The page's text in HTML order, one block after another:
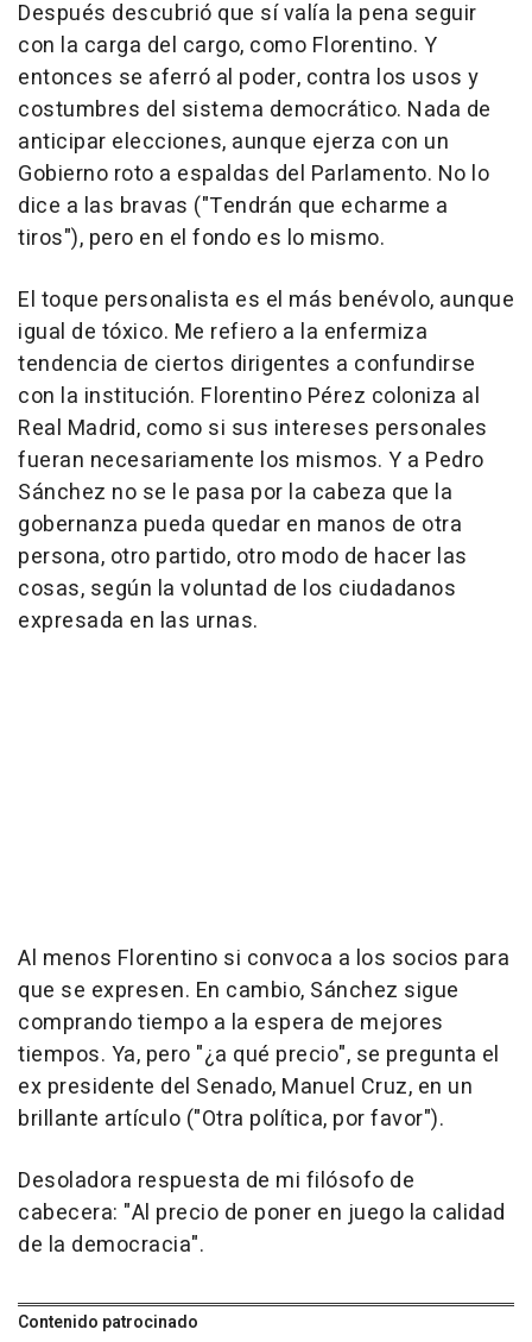
Después descubrió que sí valía la pena seguir
con la carga del cargo, como Florentino. Y
entonces se aferró al poder, contra los usos y
costumbres del sistema democrático. Nada de
anticipar elecciones, aunque ejerza con un
Gobierno roto a espaldas del Parlamento. No lo
dice a las bravas ("Tendrán que echarme a
tiros"), pero en el fondo es lo mismo.
El toque personalista es el más benévolo, aunque
igual de tóxico. Me refiero a la enfermiza
tendencia de ciertos dirigentes a confundirse
con la institución. Florentino Pérez coloniza al
Real Madrid, como si sus intereses personales
fueran necesariamente los mismos. Y a Pedro
Sánchez no se le pasa por la cabeza que la
gobernanza pueda quedar en manos de otra
persona, otro partido, otro modo de hacer las
cosas, según la voluntad de los ciudadanos
expresada en las urnas.
Al menos Florentino si convoca a los socios para
que se expresen. En cambio, Sánchez sigue
comprando tiempo a la espera de mejores
tiempos. Ya, pero "¿a qué precio", se pregunta el
ex presidente del Senado, Manuel Cruz, en un
brillante artículo ("Otra política, por favor").
Desoladora respuesta de mi filósofo de
cabecera: "Al precio de poner en juego la calidad
de la democracia".
Contenido patrocinado